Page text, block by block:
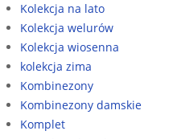
Kolekcja na lato
Kolekcja welurów
Kolekcja wiosenna
kolekcja zima
Kombinezony
Kombinezony damskie
Komplet